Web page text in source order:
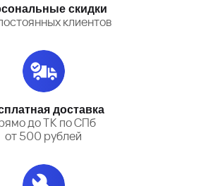
доставка
до ТК по СПб
от 500 рублей
скидки
клиентов